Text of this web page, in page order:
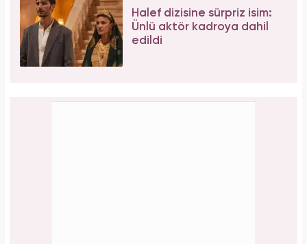
Halef dizisine sürpriz isim:
Ünlü aktör kadroya dahil
edildi